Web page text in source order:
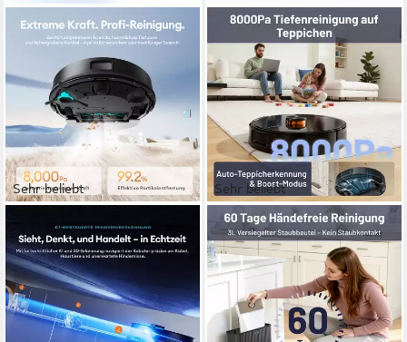
Sehr beliebt
ULTENIC
Nass-Trocken-Saugroboter
mit wischfunktion,AI-
gestützte Laser-
Hindernisvermeidung,APP-
Bedienbar
680 W
Leistung
Sehr beliebt
VONKO
Saugroboter mit
Wischfunktion S6 Pro,
8000Pa Saugkraft, LiDAR-
Navigation
700 W Leistung